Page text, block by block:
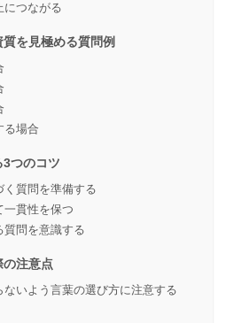
につながる
を見極める質問例
る場合
つのコツ
く質問を準備する
一貫性を保つ
質問を意識する
の注意点
いよう言葉の選び方に注意する